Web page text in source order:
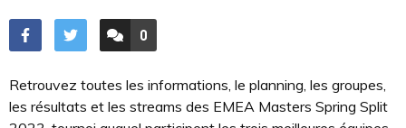
ACCÉDER AUX
0
COMMENTAIRES
Retrouvez toutes les informations, le planning, les groupes,
les résultats et les streams des EMEA Masters Spring Split